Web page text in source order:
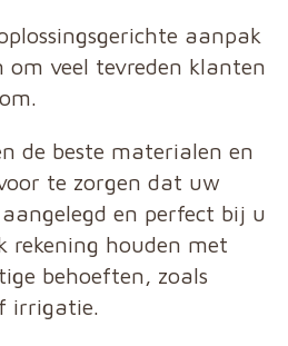
aanpak
om veel tevreden klanten
de beste materialen en
te zorgen dat uw
en perfect bij u
rekening houden met
behoeften, zoals
irrigatie.